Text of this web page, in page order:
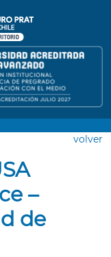
volver
–
de